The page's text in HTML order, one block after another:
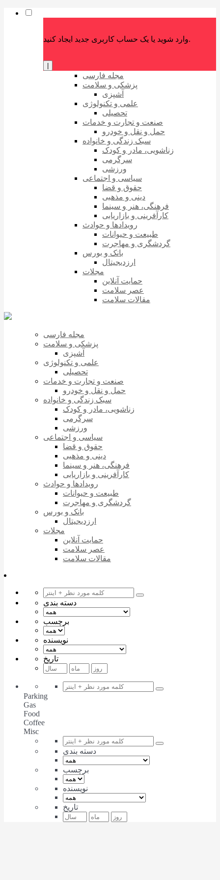
وارد شوید یا یک حساب کاربری جدید ایجاد کنید.
مجله فارسی
پزشکی و سلامت
آشپزی
علمی و تکنولوژی
تحصیلی
صنعت و تجارت و خدمات
حمل و نقل و خودرو
سبک زندگی و خانواده
زناشویی، مادر و کودک
سرگرمی
ورزشی
سیاسی و اجتماعی
حقوق و قضا
دینی و مذهبی
فرهنگی، هنر و سینما
کارآفرینی و بازاریابی
رویدادها و حوادث
طبیعت و حیوانات
گردشگری و مهاجرت
بانک و بورس
ارزدیجیتال
مجلات
حمایت آنلاین
عصر سلامت
مقالات سلامت
مجله فارسی
پزشکی و سلامت
آشپزی
علمی و تکنولوژی
تحصیلی
صنعت و تجارت و خدمات
حمل و نقل و خودرو
سبک زندگی و خانواده
زناشویی، مادر و کودک
سرگرمی
ورزشی
سیاسی و اجتماعی
حقوق و قضا
دینی و مذهبی
فرهنگی، هنر و سینما
کارآفرینی و بازاریابی
رویدادها و حوادث
طبیعت و حیوانات
گردشگری و مهاجرت
بانک و بورس
ارزدیجیتال
مجلات
حمایت آنلاین
عصر سلامت
مقالات سلامت
دسته بندی
برچسب
نویسنده
تاریخ
Parking
Gas
Food
Coffee
Misc
دسته بندی
برچسب
نویسنده
تاریخ